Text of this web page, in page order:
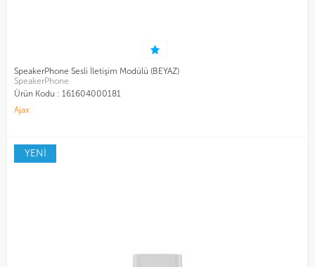
SpeakerPhone Sesli İletişim Modülü (BEYAZ)
SpeakerPhone
Ürün Kodu : 161604000181
Ajax
YENİ